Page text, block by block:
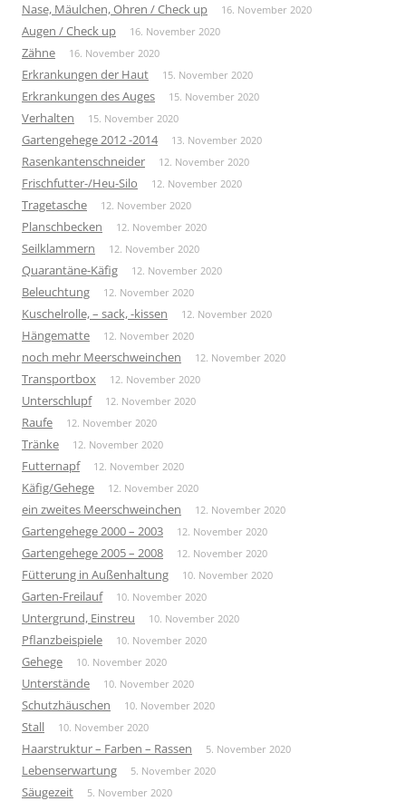
Nase, Mäulchen, Ohren / Check up 16. November 2020
Augen / Check up 16. November 2020
Zähne 16. November 2020
Erkrankungen der Haut 15. November 2020
Erkrankungen des Auges 15. November 2020
Verhalten 15. November 2020
Gartengehege 2012 -2014 13. November 2020
Rasenkantenschneider 12. November 2020
Frischfutter-/Heu-Silo 12. November 2020
Tragetasche 12. November 2020
Planschbecken 12. November 2020
Seilklammern 12. November 2020
Quarantäne-Käfig 12. November 2020
Beleuchtung 12. November 2020
Kuschelrolle, – sack, -kissen 12. November 2020
Hängematte 12. November 2020
noch mehr Meerschweinchen 12. November 2020
Transportbox 12. November 2020
Unterschlupf 12. November 2020
Raufe 12. November 2020
Tränke 12. November 2020
Futternapf 12. November 2020
Käfig/Gehege 12. November 2020
ein zweites Meerschweinchen 12. November 2020
Gartengehege 2000 – 2003 12. November 2020
Gartengehege 2005 – 2008 12. November 2020
Fütterung in Außenhaltung 10. November 2020
Garten-Freilauf 10. November 2020
Untergrund, Einstreu 10. November 2020
Pflanzbeispiele 10. November 2020
Gehege 10. November 2020
Unterstände 10. November 2020
Schutzhäuschen 10. November 2020
Stall 10. November 2020
Haarstruktur – Farben – Rassen 5. November 2020
Lebenserwartung 5. November 2020
Säugezeit 5. November 2020